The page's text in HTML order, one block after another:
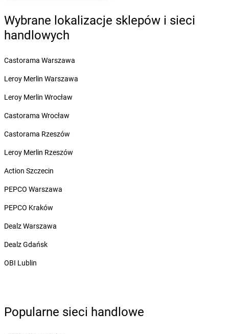
Żabka
Biała Rawska
Żabka Białe Błota
Żabka Białka
Żabka Białobrzegi
Żabka
Białogard
Żabka Białośliwie
Żabka
Białowieża
Żabka Białystok
Żabka
Bibice
Żabka Biecz
Żabka Biedrusko
Żabka Bielawa
Żabka
Żabka Bielsko
Żabka Bielsko-Biała
Żabka Bieżuń
Żabka
Wybrane lokalizacje sklepów i sieci
handlowych
Castorama Warszawa
Leroy Merlin Warszawa
Leroy Merlin Wrocław
Castorama Wrocław
Castorama Rzeszów
Leroy Merlin Rzeszów
Action Szczecin
PEPCO Warszawa
PEPCO Kraków
Dealz Warszawa
Dealz Gdańsk
OBI Lublin
Popularne sieci handlowe